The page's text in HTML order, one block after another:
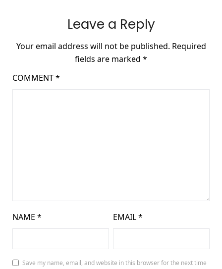
Leave a Reply
Your email address will not be published. Required
fields are marked *
COMMENT*
NAME * EMAIL*
Save my name, email, and website in this browser for the next time